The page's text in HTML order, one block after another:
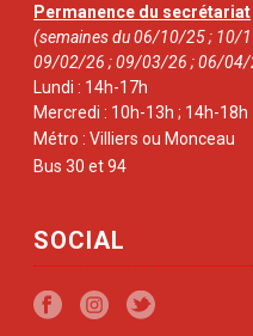
Permanence du secrétariat
(semaines du 06/10/25 ;
09/02/26 ; 09/03/26 ; 06/
Lundi : 14h-17h
Mercredi : 10h-13h ; 14h-18h
Métro : Villiers ou Monceau
Bus 30 et 94
SOCIAL